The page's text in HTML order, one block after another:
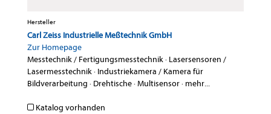
Hersteller
Carl Zeiss Industrielle Meßtechnik GmbH
Zur Homepage
Messtechnik / Fertigungsmesstechnik· Lasersensoren /
Lasermesstechnik· Industriekamera / Kamera für
Bildverarbeitung · Drehtische·Multisensor· mehr...
Katalog vorhanden